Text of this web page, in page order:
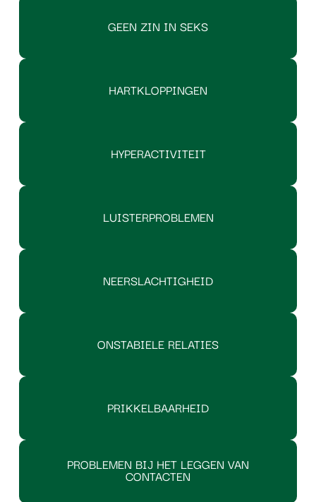
GEEN ZIN IN SEKS
HARTKLOPPINGEN
HYPERACTIVITEIT
LUISTERPROBLEMEN
NEERSLACHTIGHEID
ONSTABIELE RELATIES
PRIKKELBAARHEID
PROBLEMEN BIJ HET LEGGEN VAN
CONTACTEN